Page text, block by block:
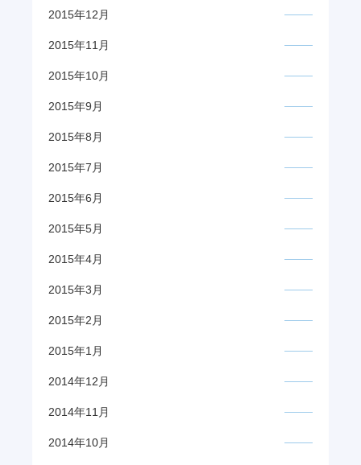
2015年12月
2015年11月
2015年10月
2015年9月
2015年8月
2015年7月
2015年6月
2015年5月
2015年4月
2015年3月
2015年2月
2015年1月
2014年12月
2014年11月
2014年10月